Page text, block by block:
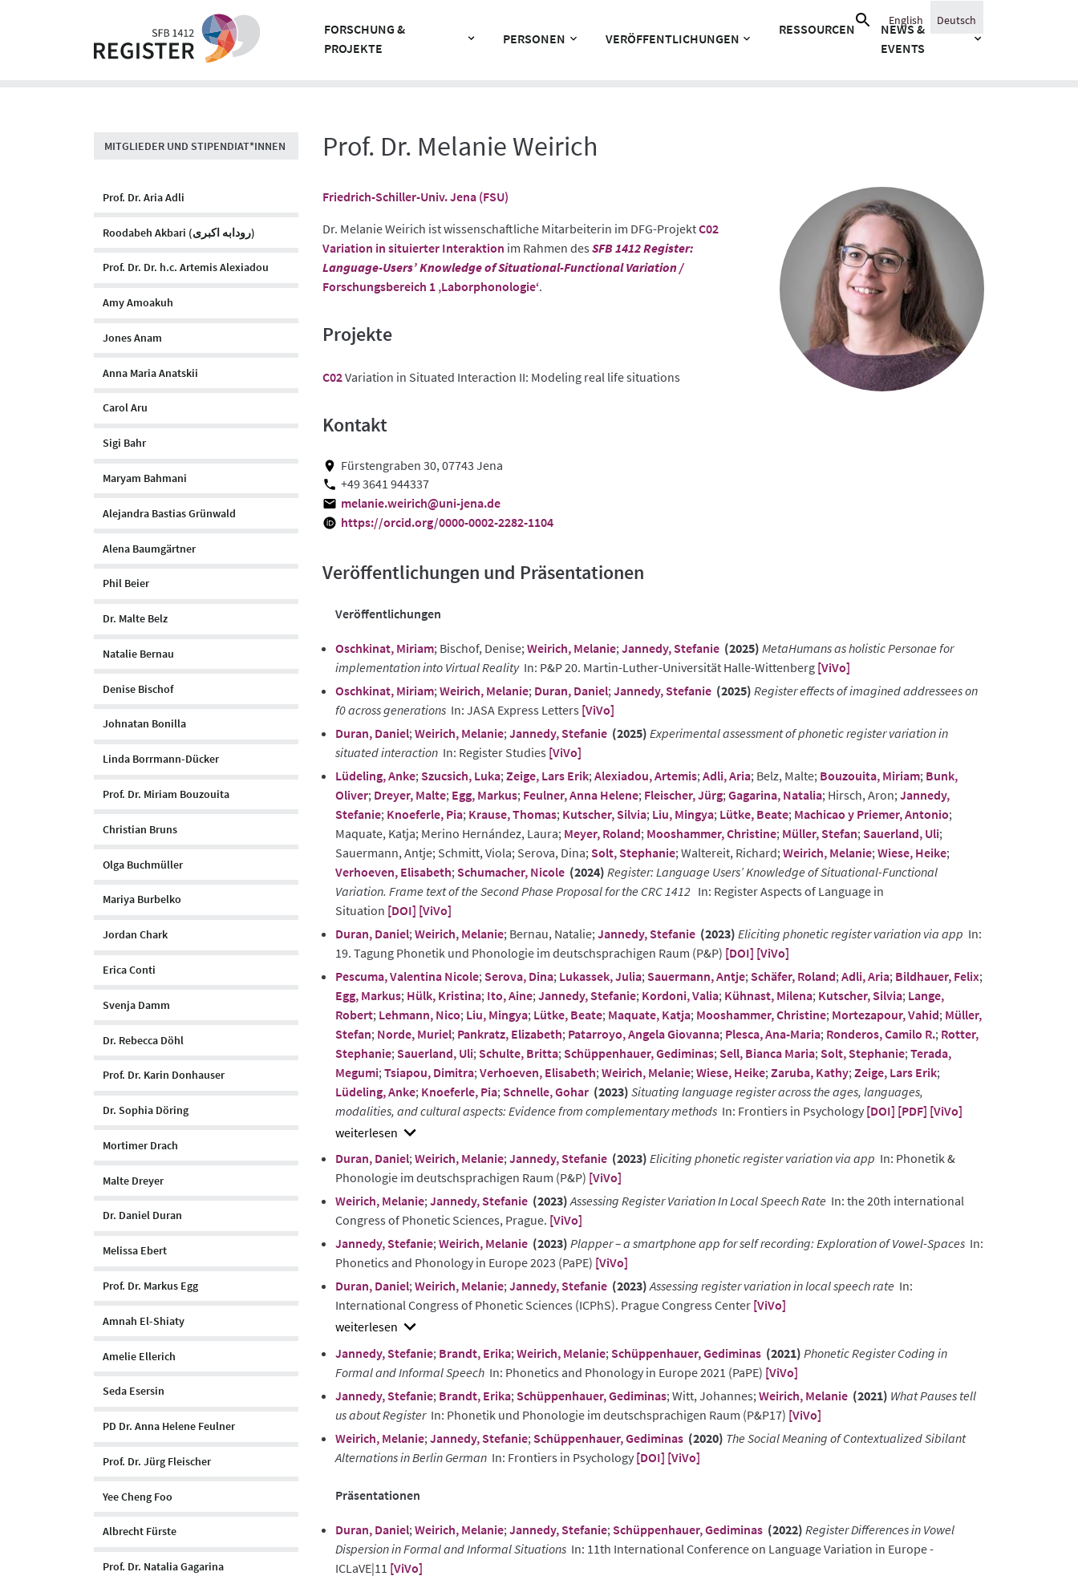
FORSCHUNG &
PROJEKTE
PERSONEN VERÖFFENTLICHUNGEN
RESSOURCEN
NEWS &
EVENTS
Suche
nach:
English Deutsch
MITGLIEDER UND STIPENDIAT*INNEN
Prof. Dr. Aria Adli
Roodabeh Akbari (رودابه اکبری)
Prof. Dr. Dr. h.c. Artemis Alexiadou
Amy Amoakuh
Jones Anam
Anna Maria Anatskii
Carol Aru
Sigi Bahr
Maryam Bahmani
Alejandra Bastias Grünwald
Alena Baumgärtner
Phil Beier
Dr. Malte Belz
Natalie Bernau
Denise Bischof
Johnatan Bonilla
Linda Borrmann-Dücker
Prof. Dr. Miriam Bouzouita
Christian Bruns
Olga Buchmüller
Mariya Burbelko
Jordan Chark
Erica Conti
Svenja Damm
Dr. Rebecca Döhl
Prof. Dr. Karin Donhauser
Dr. Sophia Döring
Mortimer Drach
Malte Dreyer
Dr. Daniel Duran
Melissa Ebert
Prof. Dr. Markus Egg
Amnah El-Shiaty
Amelie Ellerich
Seda Esersin
PD Dr. Anna Helene Feulner
Prof. Dr. Jürg Fleischer
Yee Cheng Foo
Albrecht Fürste
Prof. Dr. Natalia Gagarina
Prof. Dr. Melanie Weirich
Friedrich-Schiller-Univ. Jena (FSU)
Dr. Melanie Weirich ist wissenschaftliche Mitarbeiterin im DFG-ProjektC02
Variation in situierter Interaktion im Rahmen des SFB 1412 Register:
Language-Users’ Knowledge of Situational-Functional Variation /
Forschungsbereich 1 ‚Laborphonologie‘.
Projekte
C02Variation in Situated Interaction II: Modeling real life situations
Kontakt
Fürstengraben 30, 07743 Jena
+49 3641 944337
melanie.weirich@uni-jena.de
https://orcid.org/0000-0002-2282-1104
Veröffentlichungen und Präsentationen
Veröffentlichungen
Oschkinat, Miriam; Bischof, Denise; Weirich, Melanie; Jannedy, Stefanie (2025) MetaHumans as holistic Personae for
implementation into Virtual RealityIn: P&P 20. Martin-Luther-Universität Halle-Wittenberg [ViVo]
Oschkinat, Miriam; Weirich, Melanie; Duran, Daniel; Jannedy, Stefanie (2025) Register effects of imagined addressees on
f0 across generations In: JASA Express Letters [ViVo]
Duran, Daniel; Weirich, Melanie; Jannedy, Stefanie (2025) Experimental assessment of phonetic register variation in
situated interaction In: Register Studies [ViVo]
Lüdeling, Anke; Szucsich, Luka; Zeige, Lars Erik; Alexiadou, Artemis; Adli, Aria; Belz, Malte; Bouzouita, Miriam; Bunk,
Oliver; Dreyer, Malte; Egg, Markus; Feulner, Anna Helene; Fleischer, Jürg; Gagarina, Natalia; Hirsch, Aron; Jannedy,
Stefanie; Knoeferle, Pia; Krause, Thomas; Kutscher, Silvia; Liu, Mingya; Lütke, Beate; Machicao y Priemer, Antonio;
Maquate, Katja; Merino Hernández, Laura; Meyer, Roland; Mooshammer, Christine; Müller, Stefan; Sauerland, Uli;
Sauermann, Antje; Schmitt, Viola; Serova, Dina; Solt, Stephanie; Waltereit, Richard; Weirich, Melanie; Wiese, Heike;
Verhoeven, Elisabeth; Schumacher, Nicole (2024) Register: Language Users’ Knowledge of Situational-Functional
Variation. Frame text of the Second Phase Proposal for the CRC 1412 In: Register Aspects of Language in
Situation [DOI] [ViVo]
Duran, Daniel; Weirich, Melanie; Bernau, Natalie; Jannedy, Stefanie (2023) Eliciting phonetic register variation via app In:
19. Tagung Phonetik und Phonologie im deutschsprachigen Raum (P&P) [DOI] [ViVo]
Pescuma, Valentina Nicole; Serova, Dina; Lukassek, Julia; Sauermann, Antje; Schäfer, Roland; Adli, Aria; Bildhauer, Felix;
Egg, Markus; Hülk, Kristina; Ito, Aine; Jannedy, Stefanie; Kordoni, Valia; Kühnast, Milena; Kutscher, Silvia; Lange,
Robert; Lehmann, Nico; Liu, Mingya; Lütke, Beate; Maquate, Katja; Mooshammer, Christine; Mortezapour, Vahid; Müller,
Stefan; Norde, Muriel; Pankratz, Elizabeth; Patarroyo, Angela Giovanna; Plesca, Ana-Maria; Ronderos, Camilo R.; Rotter,
Stephanie; Sauerland, Uli; Schulte, Britta; Schüppenhauer, Gediminas; Sell, Bianca Maria; Solt, Stephanie; Terada,
Megumi; Tsiapou, Dimitra; Verhoeven, Elisabeth; Weirich, Melanie; Wiese, Heike; Zaruba, Kathy; Zeige, Lars Erik;
Lüdeling, Anke; Knoeferle, Pia; Schnelle, Gohar (2023) Situating language register across the ages, languages,
modalities, and cultural aspects: Evidence from complementary methods In: Frontiers in Psychology [DOI] [PDF] [ViVo]
show
abstract
Duran, Daniel;Weirich, Melanie;Jannedy, Stefanie (2023) Eliciting phonetic register variation via app In: Phonetik &
Phonologie im deutschsprachigen Raum (P&P) [ViVo]
Weirich, Melanie;Jannedy, Stefanie (2023) Assessing Register Variation In Local Speech Rate In: the 20th international
Congress of Phonetic Sciences, Prague. [ViVo]
Jannedy, Stefanie;Weirich, Melanie (2023) Plapper – a smartphone app for self recording: Exploration of Vowel-Spaces In:
Phonetics and Phonology in Europe 2023 (PaPE) [ViVo]
Duran, Daniel;Weirich, Melanie;Jannedy, Stefanie (2023) Assessing register variation in local speech rate In:
International Congress of Phonetic Sciences (ICPhS). Prague Congress Center [ViVo]
show
abstract
Jannedy, Stefanie; Brandt, Erika; Weirich, Melanie; Schüppenhauer, Gediminas (2021) Phonetic Register Coding in
Formal and Informal Speech In: Phonetics and Phonology in Europe 2021 (PaPE) [ViVo]
Jannedy, Stefanie; Brandt, Erika; Schüppenhauer, Gediminas; Witt, Johannes; Weirich, Melanie (2021) What Pauses tell
us about RegisterIn: Phonetik und Phonologie im deutschsprachigen Raum (P&P17) [ViVo]
Weirich, Melanie; Jannedy, Stefanie; Schüppenhauer, Gediminas (2020) The Social Meaning of Contextualized Sibilant
Alternations in Berlin German In: Frontiers in Psychology [DOI] [ViVo]
Präsentationen
Duran, Daniel; Weirich, Melanie; Jannedy, Stefanie; Schüppenhauer, Gediminas (2022) Register Differences in Vowel
Dispersion in Formal and Informal Situations In: 11th International Conference on Language Variation in Europe -
ICLaVE|11 [ViVo]